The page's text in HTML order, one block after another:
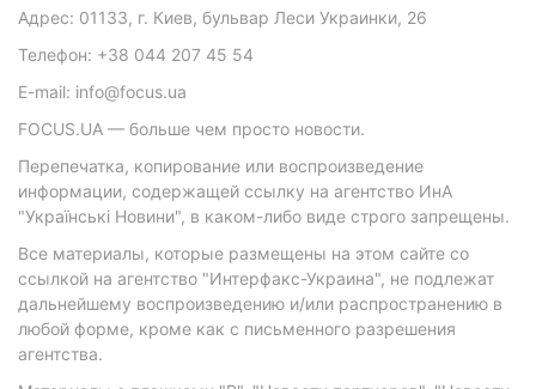
Адрес: 01133, г. Киев, бульвар Леси Украинки, 26
Телефон: +38 044 207 45 54
E-mail: info@focus.ua
FOCUS.UA — больше чем просто новости.
Перепечатка, копирование или воспроизведение
информации, содержащей ссылку на агентство ИнА
"Українські Новини", в каком-либо виде строго запрещены.
Все материалы, которые размещены на этом сайте со
ссылкой на агентство "Интерфакс-Украина", не подлежат
дальнейшему воспроизведению и/или распространению в
любой форме, кроме как с письменного разрешения
агентства.